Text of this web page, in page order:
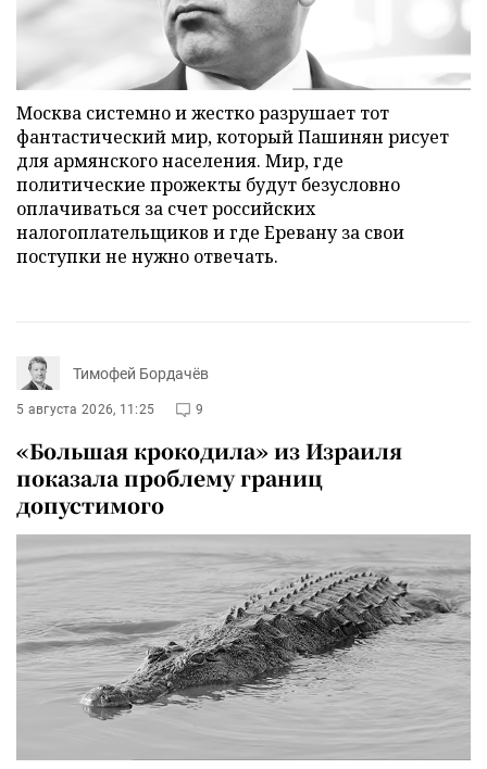
Москва системно и жестко разрушает тот
фантастический мир, который Пашинян рисует
для армянского населения. Мир, где
политические прожекты будут безусловно
оплачиваться за счет российских
налогоплательщиков и где Еревану за свои
поступки не нужно отвечать.
Тимофей Бордачёв
5 августа 2026, 11:25 9
«Большая крокодила» из Израиля
показала проблему границ
допустимого